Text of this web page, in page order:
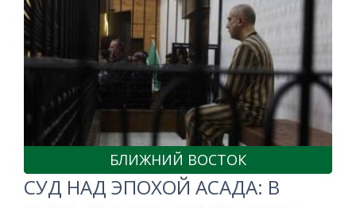
БЛИЖНИЙ ВОСТОК
СУД НАД ЭПОХОЙ АСАДА: В